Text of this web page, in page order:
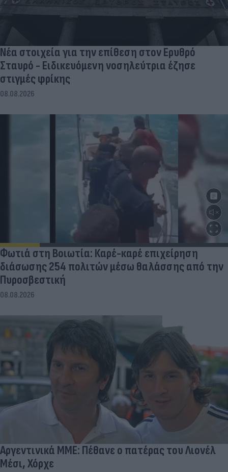
Νέα στοιχεία για την επίθεση στον Ερυθρό
Σταυρό - Ειδικευόμενη νοσηλεύτρια έζησε
στιγμές φρίκης
08.08.2026
Φωτιά στη Βοιωτία: Καρέ-καρέ επιχείρηση
διάσωσης 254 πολιτών μέσω θαλάσσης από την
Πυροσβεστική
08.08.2026
Αργεντινικά ΜΜΕ: Πέθανε ο πατέρας του Λιονέλ
Μέσι, Χόρχε